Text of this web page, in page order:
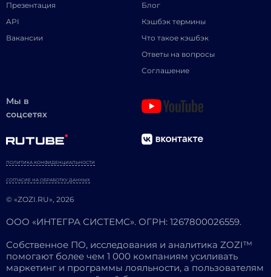
Презентация
API
Вакансии
Блог
Кэшбэк термины
Что такое кэшбэк
Ответы на вопросы
Соглашение
Мы в
соцсетях
© «ZOZI.RU», 2026
ПОЛИТИКА КОНФИДЕНЦИАЛЬНОСТИ
СОГЛАСИЕ НА ОБРАБОТКУ ДАННЫХ
ООО «ИНТЕГРА СИСТЕМС». ОГРН: 1267800026559.
Собственное ПО, исследования и аналитика ZOZI™
помогают более чем 1 000 компаниям усиливать
маркетинг и программы лояльности, а пользователям